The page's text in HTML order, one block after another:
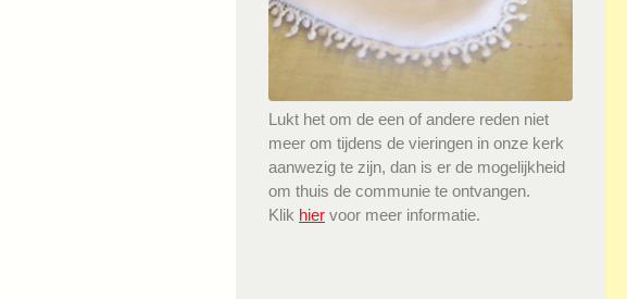
Lukt het om de een of andere reden niet
meer om tijdens de vieringen in onze kerk
aanwezig te zijn, dan is er de mogelijkheid
om thuis de communie te ontvangen.
Klik hier voor meer informatie.